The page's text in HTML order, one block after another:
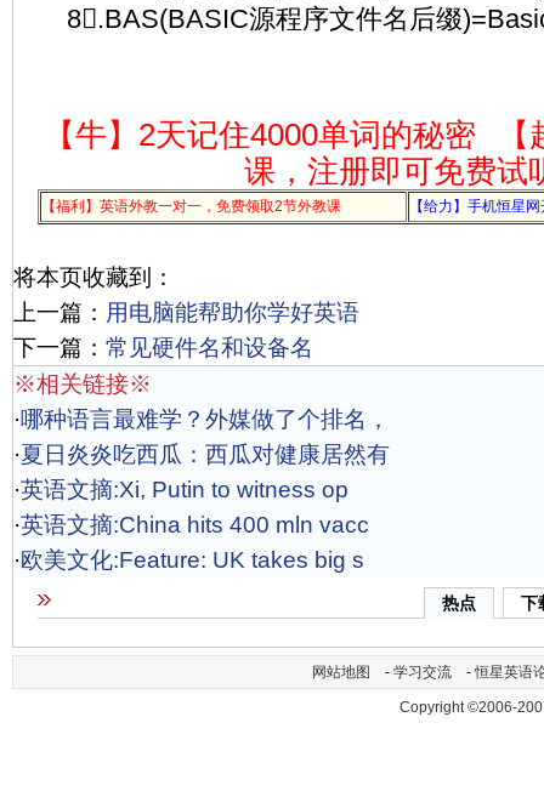
8.BAS(BASIC源程序文件名后缀
【牛】2天记住4000单词的秘密
课，注册即可免费试
【福利】英语外教一对一，免费领取2节外教课 【给力】手机恒星
将本页收藏到：
上一篇： 用电脑能帮助你学好英语
下一篇： 常见硬件名和设备名
※相关链接※
·哪种语言最难学？外媒做了个排名，
·夏日炎炎吃西瓜：西瓜对健康居然有
·英语文摘:Xi, Putin to witness op
·英语文摘:China hits 400 mln vacc
·欧美文化:Feature: UK takes big s
热点 下
网站地图 - 学习交流 -恒星英语
Copyright ©2006-